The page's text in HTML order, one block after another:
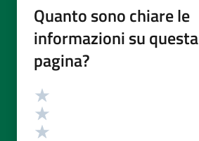
Quanto sono chiare le
informazioni su questa
pagina?
Valutazione